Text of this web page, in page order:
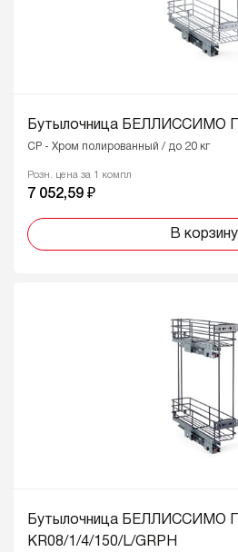
Бутылочница БЕЛЛИССИМО
CP - Хром полированный / до 20 кг
Розн. цена за 1 компл
7 052,59 ₽
В корзину
Бутылочница БЕЛЛИССИМО
KR08/1/4/150/L/GRPH